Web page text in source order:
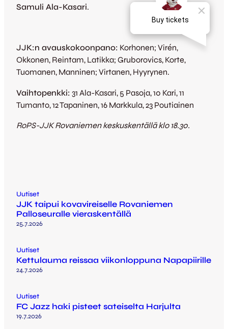
Samuli Ala-Kasari.
JJK:n avauskokoonpano: Korhonen; Virén,
Okkonen, Reintam, Latikka; Gruborovics, Korte,
Tuomanen, Manninen; Virtanen, Hyyrynen.
Vaihtopenkki: 31 Ala-Kasari, 5 Pasoja, 10 Kari, 11
Tumanto, 12 Tapaninen, 16 Markkula, 23 Poutiainen
RoPS-JJK Rovaniemen keskuskentällä klo 18.30.
Uutiset
JJK taipui kovavireiselle Rovaniemen
Palloseuralle vieraskentällä
25.7.2026
Uutiset
Kettulauma reissaa viikonloppuna Napapiirille
24.7.2026
Uutiset
FC Jazz haki pisteet sateiselta Harjulta
19.7.2026